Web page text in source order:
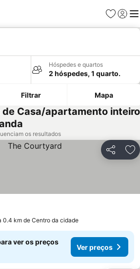
Favoritos
Iniciar
Hóspedes e quartos
2 hóspedes, 1 quarto.
Filtrar Mapa
de Casa/apartamento inteiro
os resultados
Partilhar
0.4 km de Centro da cidade
ver os preços
Ver preços